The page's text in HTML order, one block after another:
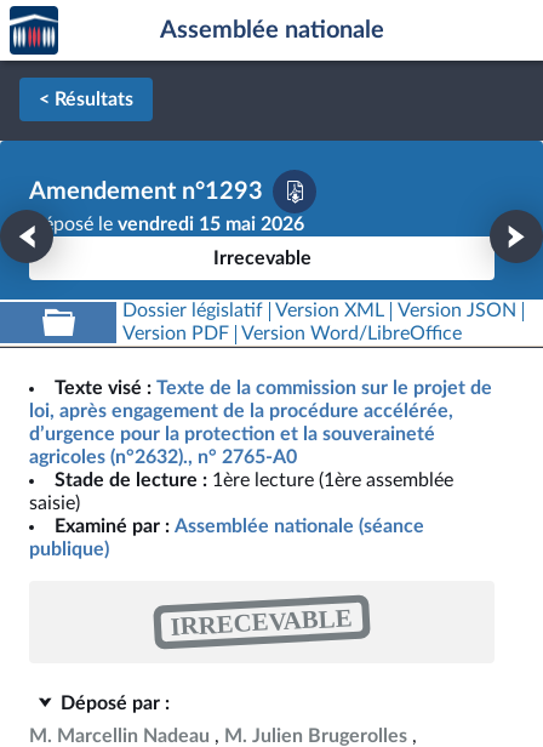
Aller au contenu
Aller en bas de la page
Accèder
à la
page
d'accueil
Assemblée nationale
< Résultats
Amendement n°1293
Déposé le vendredi 15 mai 2026
Irrecevable
Dossier législatif Version XML
Version JSON
Version PDF
Version Word/LibreOffice
Texte visé : Texte de la commission sur le projet de
loi, après engagement de la procédure accélérée,
d’urgence pour la protection et la souveraineté
agricoles (n°2632)., n° 2765-A0
Stade de lecture : 1ère lecture (1ère assemblée
saisie)
Examiné par : Assemblée nationale (séance
publique)
IRRECEVABLE
Déposé par :
M. Marcellin Nadeau
M. Julien Brugerolles